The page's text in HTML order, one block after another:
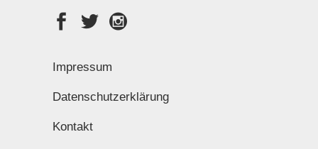
Impressum
Datenschutzerklärung
Kontakt